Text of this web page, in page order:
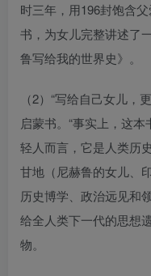
时三年，用196封饱含
书，为女儿完整讲述了
鲁写给我的世界史》。
（2）“写给自己女儿，
启蒙书。“事实上，这
轻人而言，它是人类历
甘地（尼赫鲁的女儿、
历史博学、政治远见和
给全人类下一代的思想
物。